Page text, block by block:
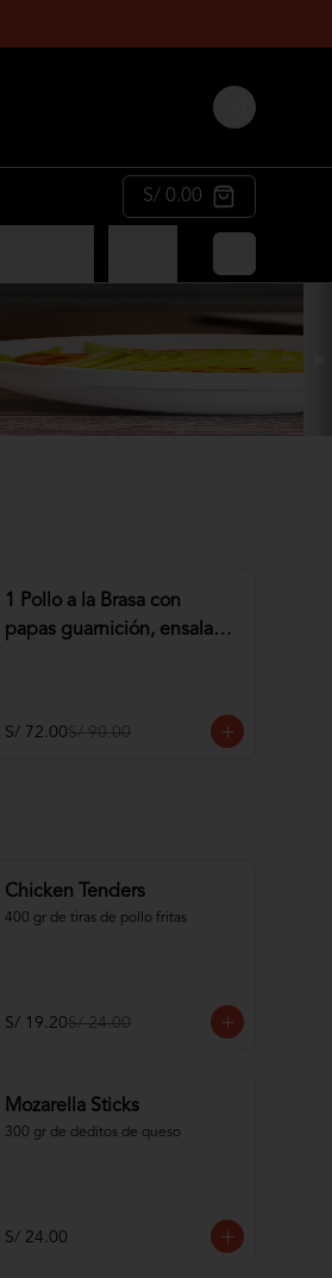
Login
S/ 0.00
1 Pollo a la Brasa con
papas guarnición, ensalada
S/ 72.00S/ 90.00
Chicken Tenders
400 gr de tiras de pollo fritas
S/ 19.20S/ 24.00
Mozarella Sticks
300 gr de deditos de queso
S/ 24.00